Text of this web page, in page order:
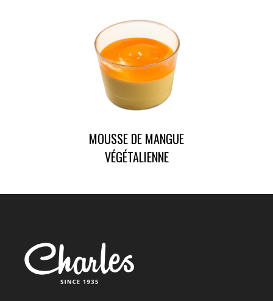
MOUSSE DE MANGUE
VÉGÉTALIENNE